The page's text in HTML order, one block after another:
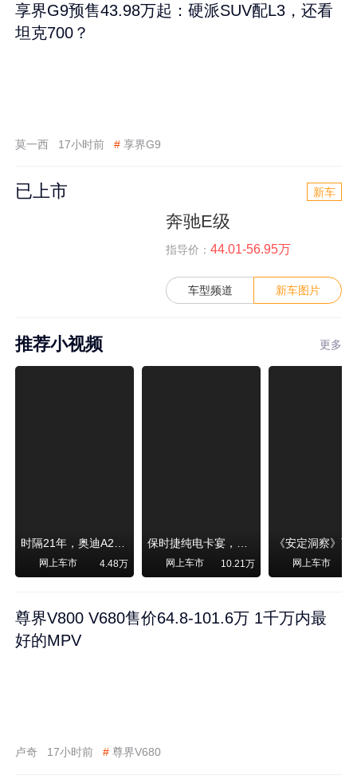
享界G9预售43.98万起：硬派SUV配L3，还看
坦克700？
莫一西 17小时前 # 享界G9
已上市 新车
奔驰E级
指导价： 44.01-56.95万
车型频道 新车图片
推荐小视频 更多
时隔21年，奥迪A2强势归来！
网上车市 4.48万
保时捷纯电卡宴，跑赛道！比超级跑车性能还强，动力、刹车竟然没有热衰减
网上车市 10.21万 网上车市
尊界V800 V680售价64.8-101.6万 1千万内最
好的MPV
卢奇 17小时前 # 尊界V680